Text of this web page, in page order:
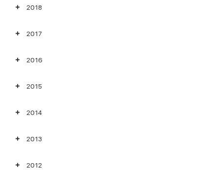
2018
2017
2016
2015
2014
2013
2012